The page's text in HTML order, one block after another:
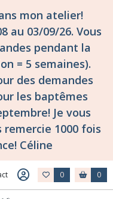
mon atelier!
au 03/09/26. Vous
pendant la
= 5 semaines).
des demandes
les baptêmes
Je vous
1000 fois
Céline
0 0